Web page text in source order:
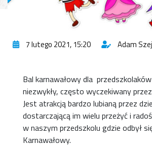
7 lutego 2021, 15:20 Adam
Bal karnawałowy dla
niezwykły, często wyczekiwany
Jest atrakcją bardzo lubianą przez
dostarczającą im wielu przeżyć i
w naszym przedszkolu gdzie odbył
Karnawałowy.